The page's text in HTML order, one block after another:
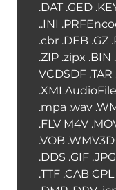
.DAT .GED
..INI
.cbr .DEB .GZ
.ZIP .zipx .BIN
VCDSDF .TAR
.mpa .wav
.FLV M4V
.VOB
.DDS .GIF
.TTF .CAB